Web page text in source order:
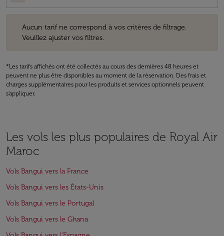
Aucun tarif ne correspond à vos critères de filtrage.
Veuillez ajuster vos filtres.
*Les tarifs affichés ont été collectés au cours des dernières 48 heures et
peuvent ne plus être disponibles au moment de la réservation. Des frais et
charges supplémentaires pour les produits et services optionnels peuvent
s'appliquer.
Les vols les plus populaires de Royal Air
Maroc
Vols Bangui vers la France
Vols Bangui vers les États-Unis
Vols Bangui vers le Portugal
Vols Bangui vers le Ghana